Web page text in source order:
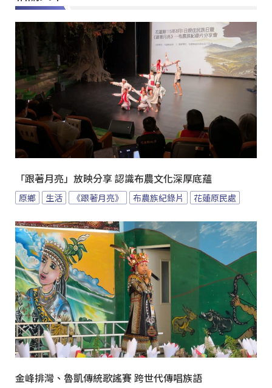
「跟著月亮」放映分享 認識布農文化深厚底蘊
原鄉 生活 《跟著月亮》 布農族紀錄片 花蓮原民處
金峰排灣、魯凱傳統歌謠賽 跨世代傳唱族語